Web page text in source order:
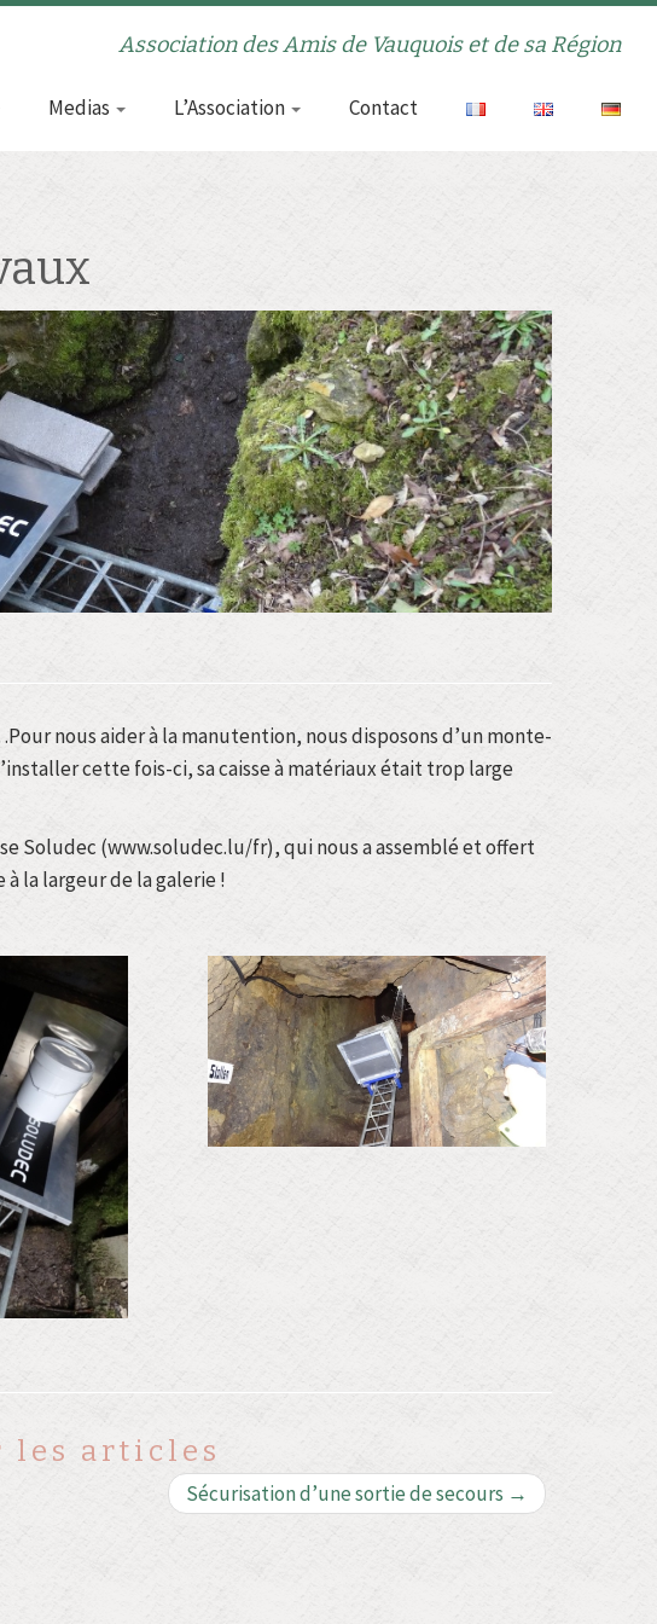
Association des Amis de Vauquois et de sa Région
Medias L’Association Contact
nous aider à la manutention, nous disposons d’un monte-
cette fois-ci, sa caisse à matériaux était trop large
Soludec (www.soludec.lu/fr), qui nous a assemblé et offert
la largeur de la galerie !
les articles
Sécurisation d’une sortie de secours →